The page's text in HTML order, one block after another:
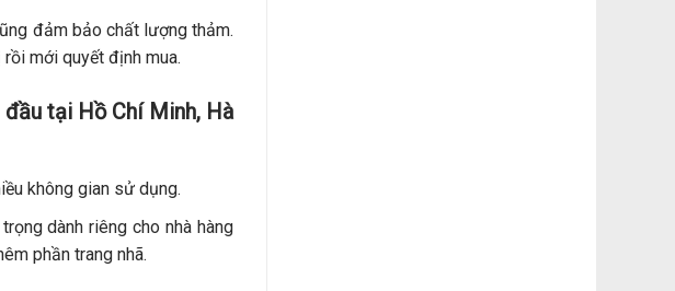
đảm bảo chất lượng thảm.
mới quyết định mua.
tại Hồ Chí Minh, Hà
không gian sử dụng.
dành riêng cho nhà hàng
phần trang nhã.